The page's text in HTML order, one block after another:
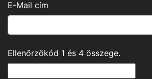
E-Mail cím
Ellenőrzőkód 1 és 4 összege.